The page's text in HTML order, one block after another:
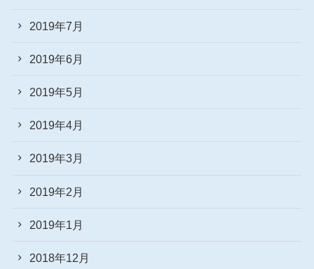
2019年7月
2019年6月
2019年5月
2019年4月
2019年3月
2019年2月
2019年1月
2018年12月